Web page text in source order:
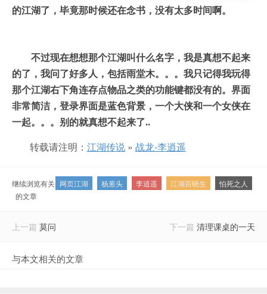
的江湖了，毕竟那时候还在念书，没有太多时间啊。
不过现在想想那个江湖叫什么名字，我是真想不起来
的了，我问了好多人，包括雨堂木。。。 我只记得我玩得
那个江湖右下角连存点物品之类的功能键都没有的。界面
非常简洁，登录界面是蓝色背景，一个大侠和一个女侠在
一起。。。别的就真想不起来了..
转载请注明： 江湖传说 » 战龙-李逍遥
继续浏览有关 网页江湖 杨葱头 李逍遥 江湖百晓生
怕死之人
的文章
上一篇 莫问 下一篇 清理课桌的一天
与本文相关的文章